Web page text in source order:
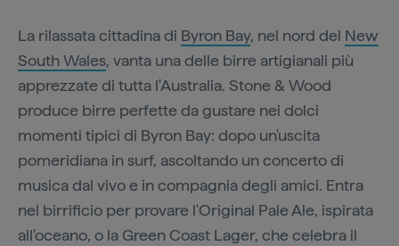
La rilassata cittadina di Byron Bay, nel nord del New
South Wales, vanta una delle birre artigianali più
apprezzate di tutta l'Australia. Stone & Wood
produce birre perfette da gustare nei dolci
momenti tipici di Byron Bay: dopo un'uscita
pomeridiana in surf, ascoltando un concerto di
musica dal vivo e in compagnia degli amici. Entra
nel birrificio per provare l'Original Pale Ale, ispirata
all'oceano, o la Green Coast Lager, che celebra il